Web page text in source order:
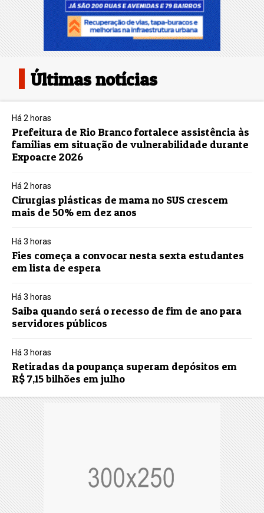
Últimas notícias
Há 2 horas
Prefeitura de Rio Branco fortalece assistência às
famílias em situação de vulnerabilidade durante
Expoacre 2026
Há 2 horas
Cirurgias plásticas de mama no SUS crescem
mais de 50% em dez anos
Há 3 horas
Fies começa a convocar nesta sexta estudantes
em lista de espera
Há 3 horas
Saiba quando será o recesso de fim de ano para
servidores públicos
Há 3 horas
Retiradas da poupança superam depósitos em
R$ 7,15 bilhões em julho